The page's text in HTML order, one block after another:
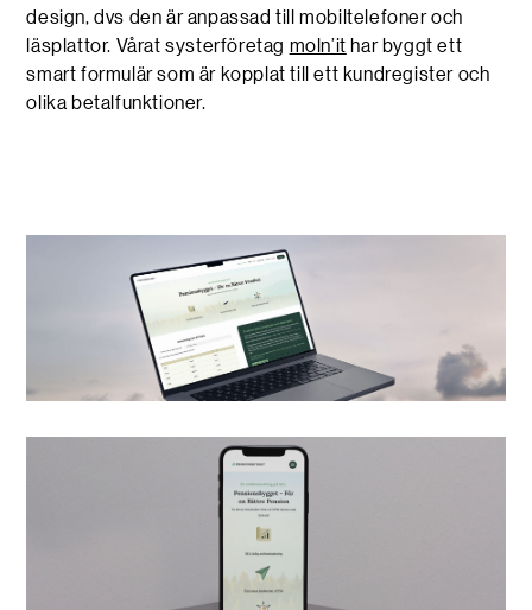
design, dvs den är anpassad till mobiltelefoner och
läsplattor. Vårat systerföretag moln’it har byggt ett
smart formulär som är kopplat till ett kundregister och
olika betalfunktioner.